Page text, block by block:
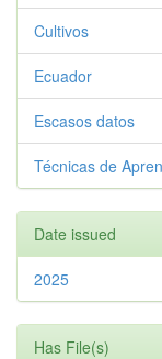
Cultivos
Ecuador
Escasos datos
Técnicas de
Date issued
2025
Has File(s)